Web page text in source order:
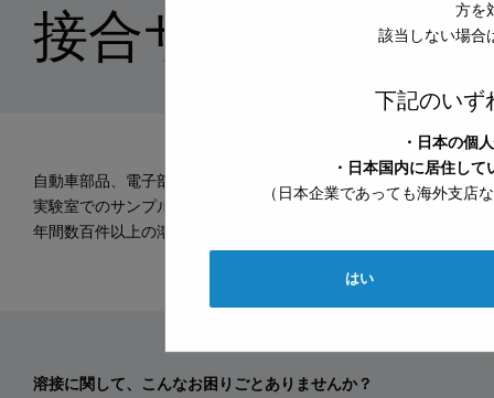
方を
該当しない場合
下記のいず
・日本の個
・日本国内に居住し
（日本企業であっても海外支店
はい
接合サンプル実
自動車部品、電子部品、通信機器、医療などさまざまな分野で
実験室でのサンプル実験を承っております。
年間数百件以上の溶接テストを、各工法のプロフェッショナルが
溶接に関して、こんなお困りごとありませんか？